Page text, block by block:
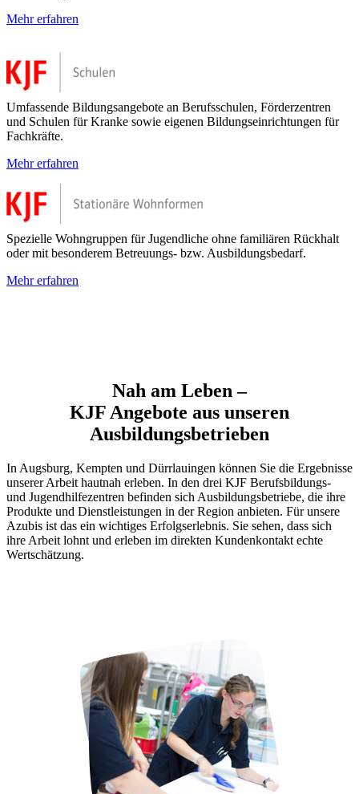
Mehr erfahren
Umfassende Bildungsangebote an Berufsschulen, Förderzentren
und Schulen für Kranke sowie eigenen Bildungseinrichtungen für
Fachkräfte.
Mehr erfahren
Spezielle Wohngruppen für Jugendliche ohne familiären Rückhalt
oder mit besonderem Betreuungs- bzw. Ausbildungsbedarf.
Mehr erfahren
Nah am Leben –
KJF Angebote aus unseren
Ausbildungsbetrieben
In Augsburg, Kempten und Dürrlauingen können Sie die Ergebnisse
unserer Arbeit hautnah erleben. In den drei KJF Berufsbildungs-
und Jugendhilfezentren befinden sich Ausbildungsbetriebe, die ihre
Produkte und Dienstleistungen in der Region anbieten. Für unsere
Azubis ist das ein wichtiges Erfolgserlebnis. Sie sehen, dass sich
ihre Arbeit lohnt und erleben im direkten Kundenkontakt echte
Wertschätzung.